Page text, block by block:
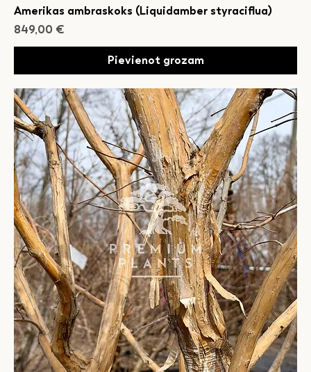
Amerikas ambraskoks (Liquidamber styraciflua)
Cena
849,00 €
Pievienot grozam